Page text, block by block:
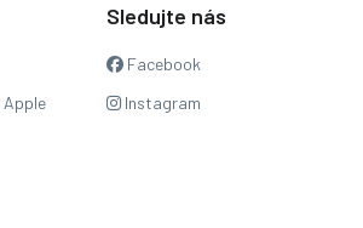
Sledujte nás
Facebook
Instagram